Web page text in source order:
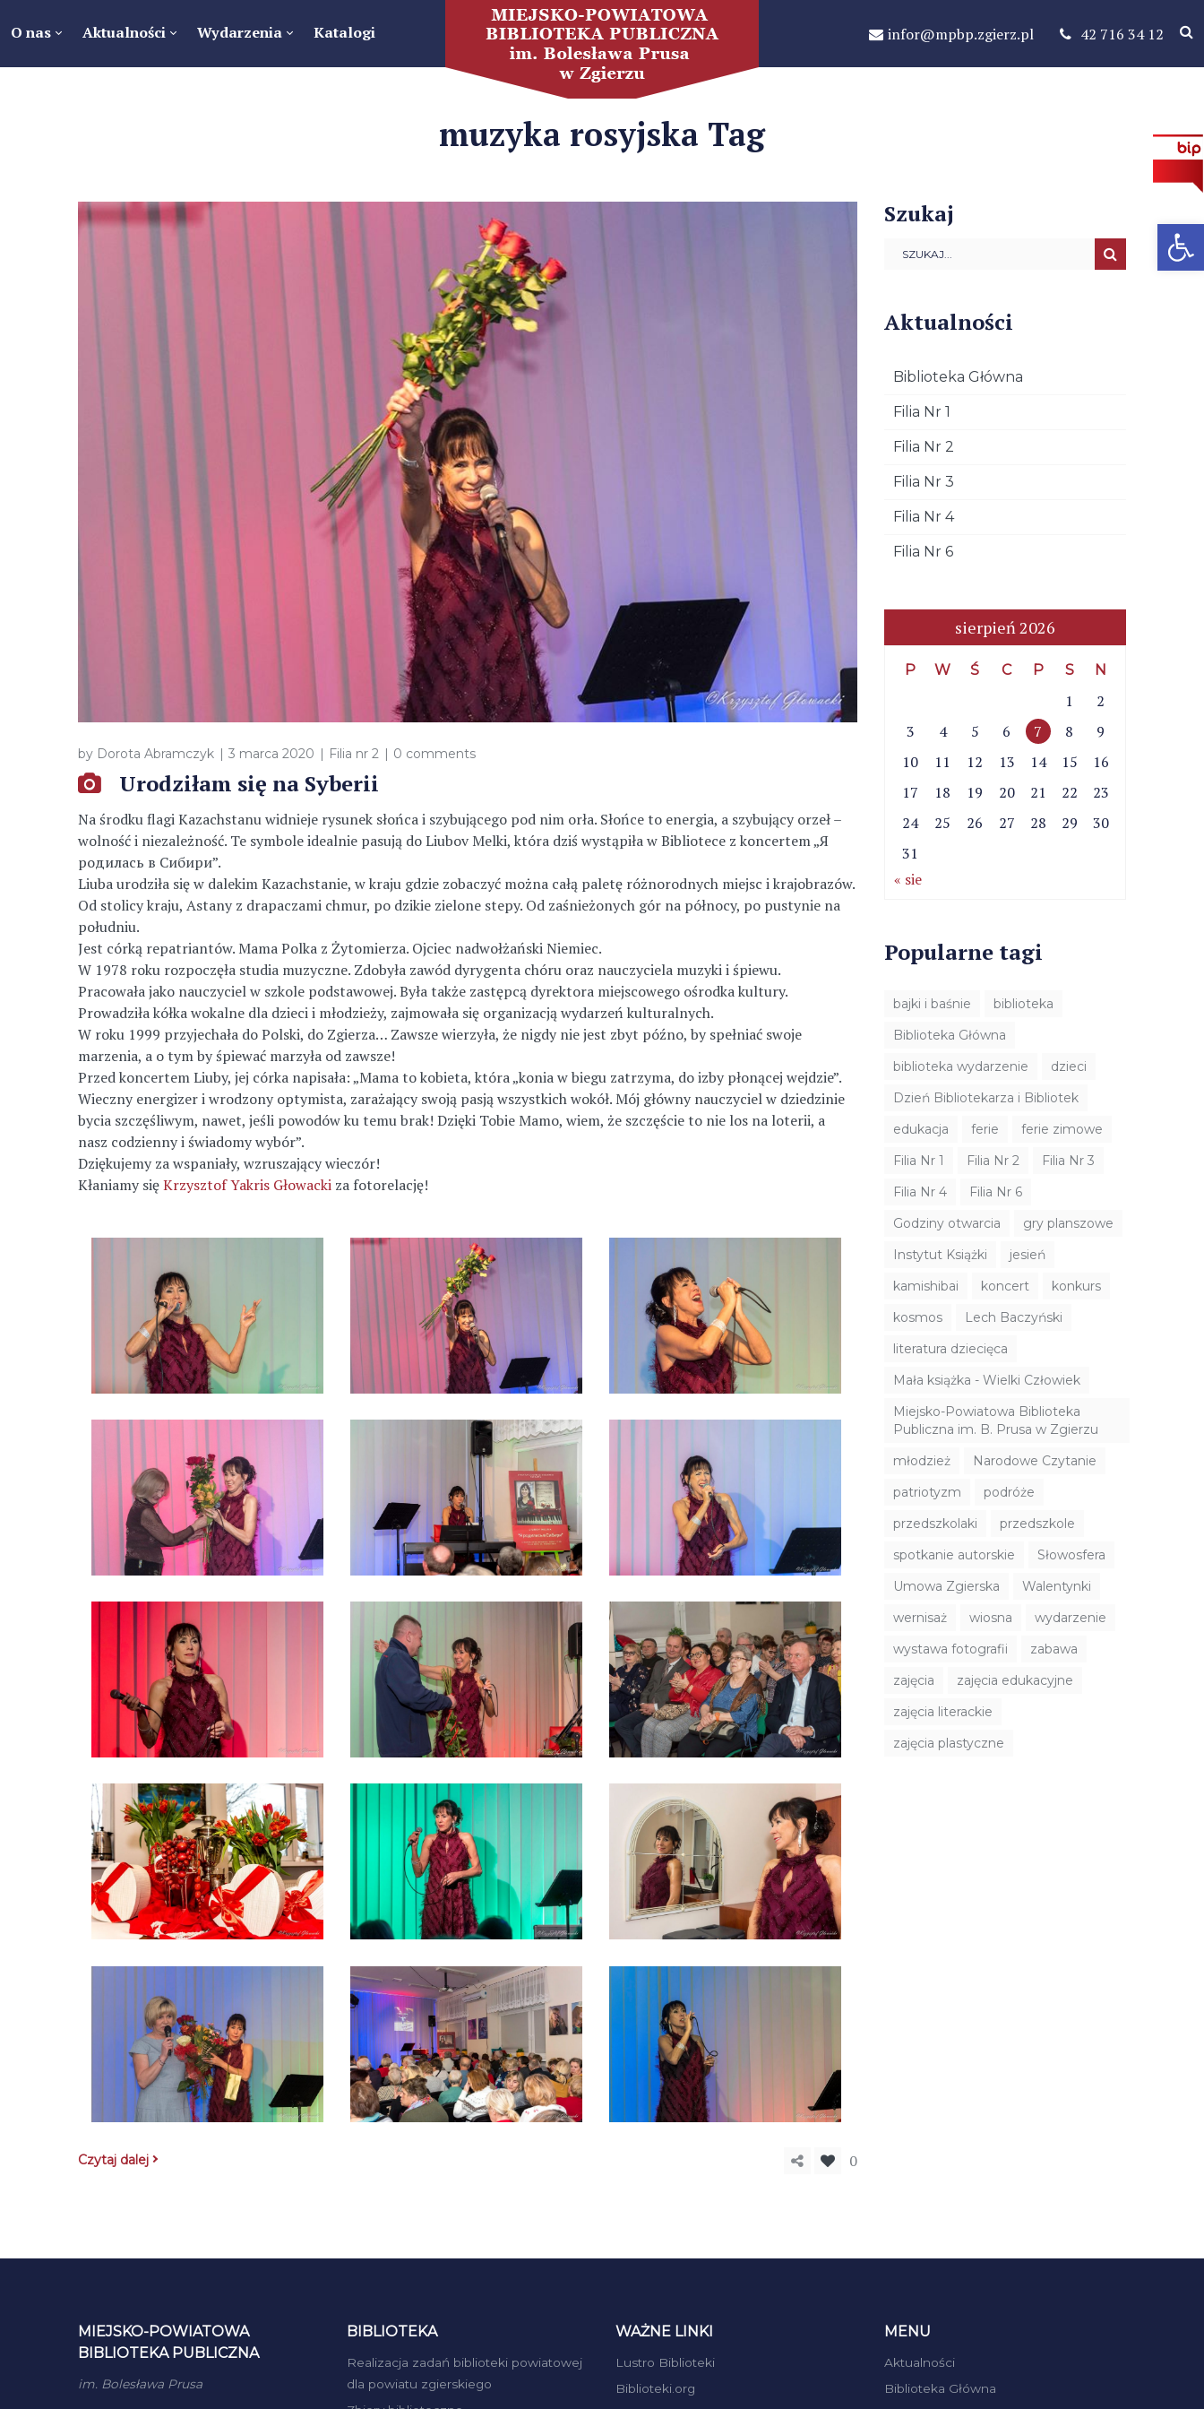
O nas Aktualności Wydarzenia Katalogi infor@mpbp.zgierz.pl 42 716 34 12
muzyka rosyjska Tag
by Dorota Abramczyk 3 marca 2020 Filia nr 2 0 comments
Urodziłam się na Syberii
Na środku flagi Kazachstanu widnieje rysunek słońca i szybującego pod nim orła. Słońce to energia, a szybujący orzeł –
wolność i niezależność. Te symbole idealnie pasują do Liubov Melki, która dziś wystąpiła w Bibliotece z koncertem „Я
родилась в Сибири”.
Liuba urodziła się w dalekim Kazachstanie, w kraju gdzie zobaczyć można całą paletę różnorodnych miejsc i krajobrazów.
Od stolicy kraju, Astany z drapaczami chmur, po dzikie zielone stepy. Od zaśnieżonych gór na północy, po pustynie na
południu.
Jest córką repatriantów. Mama Polka z Żytomierza. Ojciec nadwołżański Niemiec.
W 1978 roku rozpoczęła studia muzyczne. Zdobyła zawód dyrygenta chóru oraz nauczyciela muzyki i śpiewu.
Pracowała jako nauczyciel w szkole podstawowej. Była także zastępcą dyrektora miejscowego ośrodka kultury.
Prowadziła kółka wokalne dla dzieci i młodzieży, zajmowała się organizacją wydarzeń kulturalnych.
W roku 1999 przyjechała do Polski, do Zgierza… Zawsze wierzyła, że nigdy nie jest zbyt późno, by spełniać swoje
marzenia, a o tym by śpiewać marzyła od zawsze!
Przed koncertem Liuby, jej córka napisała: „Mama to kobieta, która „konia w biegu zatrzyma, do izby płonącej wejdzie”.
Wieczny energizer i wrodzony optymista, zarażający swoją pasją wszystkich wokół. Mój główny nauczyciel w dziedzinie
bycia szczęśliwym, nawet, jeśli powodów ku temu brak! Dzięki Tobie Mamo, wiem, że szczęście to nie los na loterii, a
nasz codzienny i świadomy wybór”.
Dziękujemy za wspaniały, wzruszający wieczór!
Kłaniamy sięKrzysztof Yakris Głowacki za fotorelację!
Czytaj dalej 0
Szukaj
Aktualności
Biblioteka Główna
Filia Nr 1
Filia Nr 2
Filia Nr 3
Filia Nr 4
Filia Nr 6
sierpień 2026
P W Ś C P S N
1
2
3
4 5 6 7 8
9
10
11 12 13 14 15
16
17
18 19 20 21 22
23
24
25 26 27 28 29
30
31
« sie
Popularne tagi
bajki i baśnie
biblioteka
Biblioteka Główna
biblioteka wydarzenie
dzieci
Dzień Bibliotekarza i Bibliotek
edukacja
ferie
ferie zimowe
Filia Nr 1
Filia Nr 2
Filia Nr 3
Filia Nr 4
Filia Nr 6
Godziny otwarcia
gry planszowe
Instytut Książki
jesień
kamishibai
koncert
konkurs
kosmos
Lech Baczyński
literatura dziecięca
Mała książka - Wielki Człowiek
Miejsko-Powiatowa Biblioteka
Publiczna im. B. Prusa w Zgierzu
młodzież
Narodowe Czytanie
patriotyzm
podróże
przedszkolaki
przedszkole
spotkanie autorskie
Słowosfera
Umowa Zgierska
Walentynki
wernisaż
wiosna
wydarzenie
wystawa fotografii
zabawa
zajęcia
zajęcia edukacyjne
zajęcia literackie
zajęcia plastyczne
MIEJSKO-POWIATOWA
BIBLIOTEKA PUBLICZNA
im. Bolesława Prusa
BIBLIOTEKA
Realizacja zadań biblioteki powiatowej
dla powiatu zgierskiego
WAŻNE LINKI
Lustro Biblioteki
Biblioteki.org
MENU
Aktualności
Biblioteka Główna